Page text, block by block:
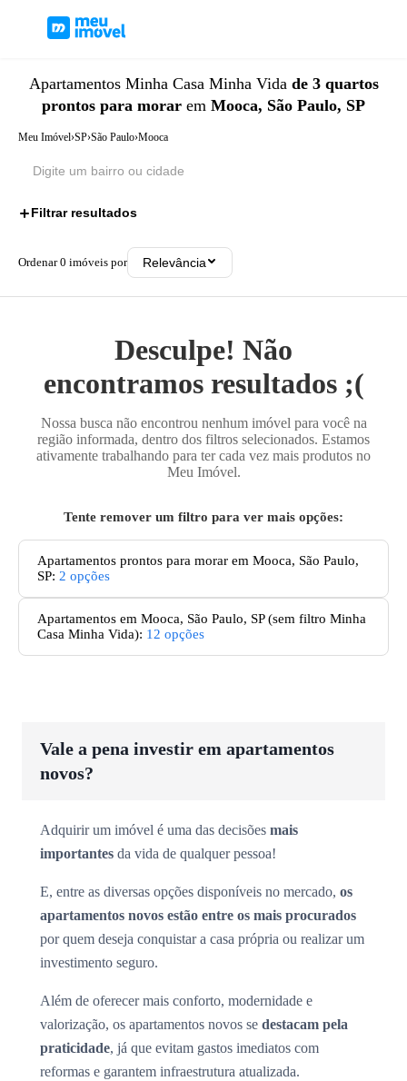
Apartamentos Minha Casa Minha Vida de 3 quartos
prontos para morar em Mooca, São Paulo, SP
Meu Imóvel›SP›São Paulo›Mooca
Filtrar resultados
Ordenar0 imóveis por Relevância
Desculpe! Não
encontramos resultados ;(
Nossa busca não encontrou nenhum imóvel para você na
região informada, dentro dos filtros selecionados. Estamos
ativamente trabalhando para ter cada vez mais produtos no
Meu Imóvel.
Tente remover um filtro para ver mais opções:
Apartamentos prontos para morar em Mooca, São Paulo,
SP: 2 opções
Apartamentos em Mooca, São Paulo, SP(sem filtro Minha
Casa Minha Vida): 12 opções
Vale a pena investir em apartamentos
novos?
Adquirir um imóvel é uma das decisões mais
importantes da vida de qualquer pessoa!
E, entre as diversas opções disponíveis no mercado, os
apartamentos novos estão entre os mais procurados
por quem deseja conquistar a casa própria ou realizar um
investimento seguro.
Além de oferecer mais conforto, modernidade e
valorização, os apartamentos novos se destacam pela
praticidade, já que evitam gastos imediatos com
reformas e garantem infraestrutura atualizada.